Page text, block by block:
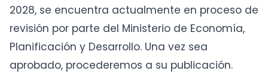
2028, se encuentra actualmente en proceso de
revisión por parte del Ministerio de Economía,
Planificación y Desarrollo. Una vez sea
aprobado, procederemos a su publicación.